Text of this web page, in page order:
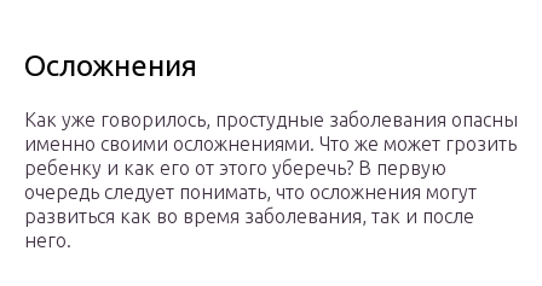
Осложнения
Как уже говорилось, простудные заболевания опасны
именно своими осложнениями. Что же может грозить
ребенку и как его от этого уберечь? В первую
очередь следует понимать, что осложнения могут
развиться как во время заболевания, так и после
него.